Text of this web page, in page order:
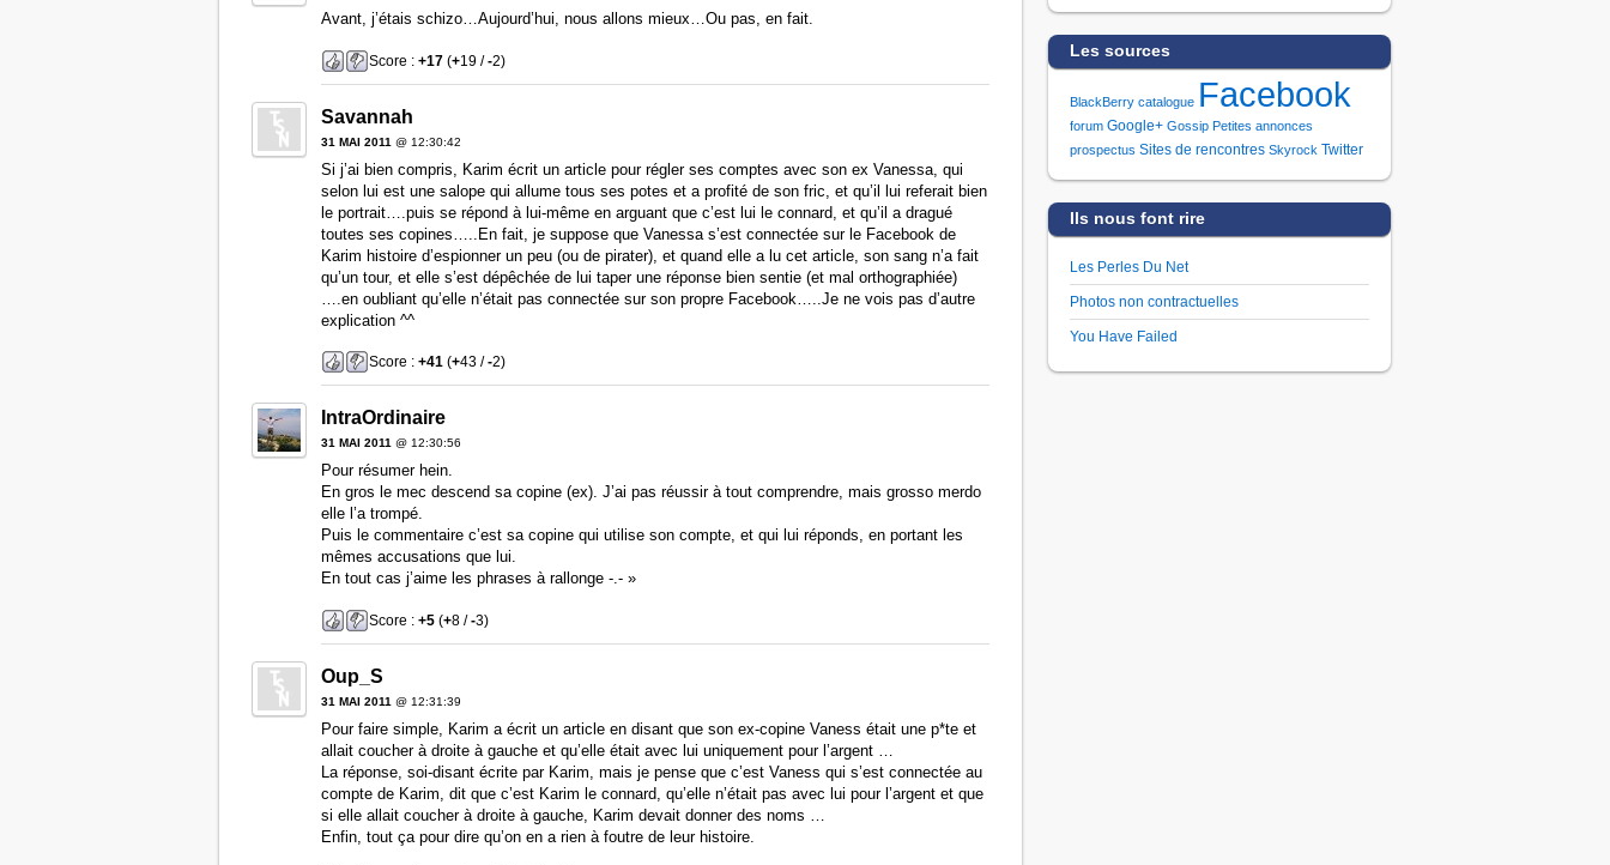
Avant, j’étais schizo…Aujourd’hui, nous allons mieux…Ou pas, en fait.
Score : +17(+19 /-2)
Savannah
31 MAI 2011 @ 12:30:42
Si j’ai bien compris, Karim écrit un article pour régler ses comptes avec son ex Vanessa, qui
selon lui est une salope qui allume tous ses potes et a profité de son fric, et qu’il lui referait bien
le portrait….puis se répond à lui-même en arguant que c’est lui le connard, et qu’il a dragué
toutes ses copines…..En fait, je suppose que Vanessa s’est connectée sur le Facebook de
Karim histoire d’espionner un peu (ou de pirater), et quand elle a lu cet article, son sang n’a fait
qu’un tour, et elle s’est dépêchée de lui taper une réponse bien sentie (et mal orthographiée)
….en oubliant qu’elle n’était pas connectée sur son propre Facebook…..Je ne vois pas d’autre
explication ^^
Score : +41(+43 /-2)
IntraOrdinaire
31 MAI 2011 @ 12:30:56
Pour résumer hein.
En gros le mec descend sa copine (ex). J’ai pas réussir à tout comprendre, mais grosso merdo
elle l’a trompé.
Puis le commentaire c’est sa copine qui utilise son compte, et qui lui réponds, en portant les
mêmes accusations que lui.
En tout cas j’aime les phrases à rallonge -.- »
Score : +5(+8 /-3)
Oup_S
31 MAI 2011 @ 12:31:39
Pour faire simple, Karim a écrit un article en disant que son ex-copine Vaness était une p*te et
allait coucher à droite à gauche et qu’elle était avec lui uniquement pour l’argent …
La réponse, soi-disant écrite par Karim, mais je pense que c’est Vaness qui s’est connectée au
compte de Karim, dit que c’est Karim le connard, qu’elle n’était pas avec lui pour l’argent et que
si elle allait coucher à droite à gauche, Karim devait donner des noms …
Enfin, tout ça pour dire qu’on en a rien à foutre de leur histoire.
Les sources
BlackBerry catalogue Facebook
forum Google+ Gossip Petites annonces
prospectus Sites de rencontres Skyrock Twitter
Ils nous font rire
Les Perles Du Net
Photos non contractuelles
You Have Failed